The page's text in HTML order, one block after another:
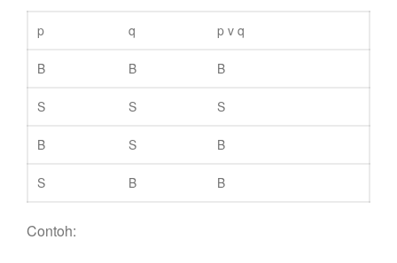
p q p v q
B B B
S S S
B S B
S B B
Contoh: